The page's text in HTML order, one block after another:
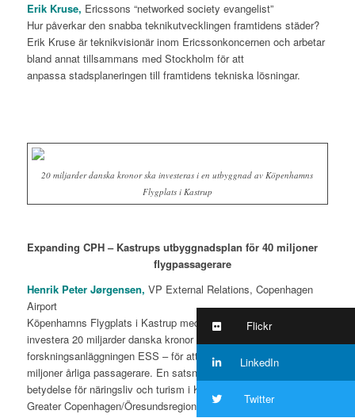
Erik Kruse, Ericssons “networked society evangelist”
Hur påverkar den snabba teknikutvecklingen framtidens städer?
Erik Kruse är teknikvisionär inom Ericssonkoncernen och arbetar
bland annat tillsammans med Stockholm för att
anpassa stadsplaneringen till framtidens tekniska lösningar.
20 miljarder danska kronor ska investeras i en utbyggnad av Köpenhamns
Flygplats i Kastrup
Expanding CPH – Kastrups utbyggnadsplan för 40 miljoner
flygpassagerare
Henrik Peter Jørgensen, VP External Relations, Copenhagen
Airport
Köpenhamns Flygplats i Kastrup meddelade före jul att de ska
investera 20 miljarder danska kronor – mer än hela kostnaden för
forskningsanläggningen ESS – för att öka kapaciteten till 40
miljoner årliga passagerare. En satsning som får strategisk
betydelse för näringsliv och turism i Köpenhamn, Malmö och hela
Greater Copenhagen/Öresundsregionen.
Flickr
LinkedIn
Twitter